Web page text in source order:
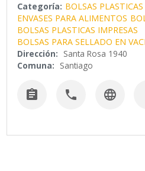
Categoría: BOLSAS PLASTICAS
ENVASES PARA ALIMENTOS
BOLSAS PLASTICAS IMPRESAS
BOLSAS PARA SELLADO EN
Dirección: Santa Rosa 1940
Comuna: Santiago
  